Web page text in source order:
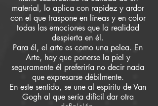
material, lo aplica con rapidez y ardor
con el que traspone en líneas y en color
todas las emociones que la realidad
despierta en él.
Para él, el arte es como una pelea. En
Arte, hay que ponerse la piel y
seguramente él preferiría no decir nada
que expresarse débilmente.
En este sentido, se une al espíritu de Van
Gogh al que sería difícil dar otra